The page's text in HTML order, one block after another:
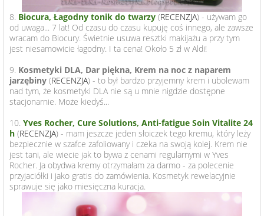
8. Biocura, Łagodny tonik do twarzy (RECENZJA) - używam go
od uwaga... 7 lat! Od czasu do czasu kupuję coś innego, ale zawsze
wracam do Biocury. Świetnie usuwa resztki makijażu a przy tym
jest niesamowicie łagodny. I ta cena! Około 5 zł w Aldi!
9. Kosmetyki DLA, Dar piękna, Krem na noc z naparem
jarzębiny (RECENZJA) - to był bardzo przyjemny krem i ubolewam
nad tym, że kosmetyki DLA nie są u mnie nigdzie dostępne
stacjonarnie. Może kiedyś...
10. Yves Rocher, Cure Solutions, Anti-fatigue Soin Vitalite 24
h (RECENZJA) - mam jeszcze jeden słoiczek tego kremu, który leży
bezpiecznie w szafce zafoliowany i czeka na swoją kolej. Krem nie
jest tani, ale wiecie jak to bywa z cenami regularnymi w Yves
Rocher. Ja obydwa kremy otrzymałam za darmo - za polecenie
przyjaciółki i jako gratis do zamówienia. Kosmetyk rewelacyjnie
sprawuje się jako miesięczna kuracja.